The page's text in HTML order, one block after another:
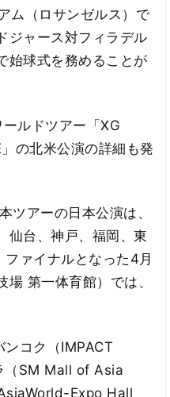
ム（ロサンゼルス）で
ジャース対フィラデル
始球式を務めることが
ルドツアー「XG
の北米公演の詳細も発
アーの日本公演は、
仙台、神戸、福岡、東
ァイナルとなった4月
第一体育館）では、
コク（IMPACT
（SM Mall of Asia
Expo Hall